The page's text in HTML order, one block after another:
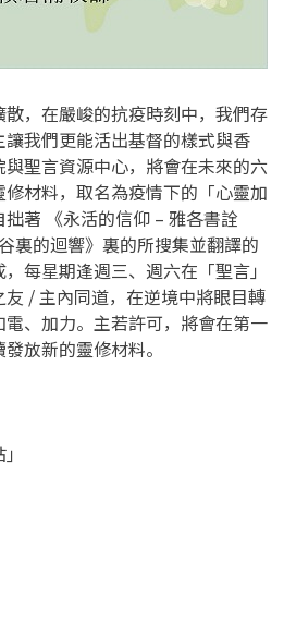
，在嚴峻的抗疫時刻中，我們存
我們更能活出基督的樣式與香
聖言資源中心，將會在未來的六
材料，取名為疫情下的「心靈加
著 《永活的信仰 – 雅各書詮
裏的迴響》裏的所搜集並翻譯的
每星期逢週三、週六在「聖言」
/ 主內同道，在逆境中將眼目轉
、加力。主若許可，將會在第一
放新的靈修材料。